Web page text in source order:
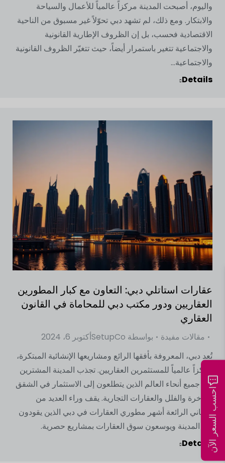
واليوم، أصبحت المدينة مركزاً عالمياً للأعمال والسياحة
والابتكار. ومع ذلك، لم تشهد دبي تحوّلاً غير مسبوق من الناحية
الاقتصادية فحسب، بل إن الظروف الإطارية القانونية
والاجتماعية تتغير باستمرار أيضاً، حيث تتغيّر الظروف القانونية
والاجتماعية...
Details
عقارات استاتلي دبي: التعاون مع كبار المطورين
العقاريين ودور مكتب دبي للمحاماة في القانون
العقاري
مقالات مفيدة بواسطة SetupCoأكتوبر 6، 2024
تُعد دبي، المعروفة بأفقها الرائع ومشاريعها الإنشائية المبتكرة،
مركزاً عالمياً للمستثمرين العقاريين. تجذب المدينة المشترين
من جميع أنحاء العالم الذين يتطلعون إلى الاستثمار في الشقق
الفاخرة والفلل والعقارات التجارية. يقف وراء العديد من
المباني الرائعة أشهر مطوري العقارات في دبي الذين يقودون
نمو المدينة ويوسعون سوق العقارات بمشاريع حصرية.
Detailsاحسب السعر الآن